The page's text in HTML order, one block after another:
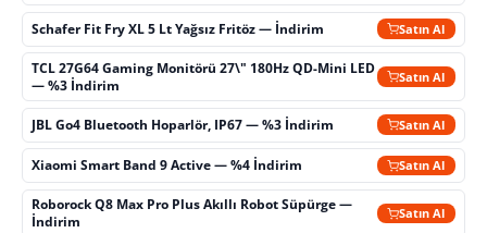
Schafer Fit Fry XL 5 Lt Yağsız Fritöz — İndirim Satın Al
TCL 27G64 Gaming Monitörü 27\" 180Hz QD-Mini LED
— %3 İndirim
Satın Al
JBL Go4 Bluetooth Hoparlör, IP67 — %3 İndirim Satın Al
Xiaomi Smart Band 9 Active — %4 İndirim Satın Al
Roborock Q8 Max Pro Plus Akıllı Robot Süpürge —
İndirim
Satın Al